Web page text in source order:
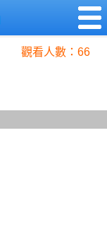
觀看人數：66